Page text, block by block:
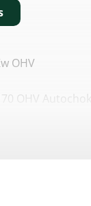
OHV
OHV Autochoke